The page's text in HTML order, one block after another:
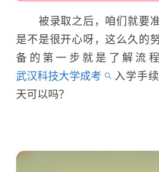
被录取之后，咱们就要准
是不是很开心呀，这么久的
备的第一步就是了解流
武汉科技大学成考
入学手
天可以吗？